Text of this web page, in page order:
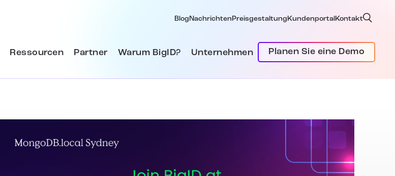
Blog Nachrichten Preisgestaltung Kundenportal Kontakt
Ressourcen Partner Warum BigID? Unternehmen Planen Sie eine Demo